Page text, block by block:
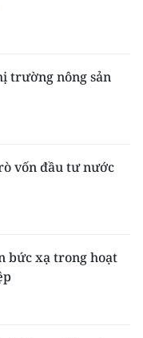
trường nông sản
vốn đầu tư nước
bức xạ trong hoạt